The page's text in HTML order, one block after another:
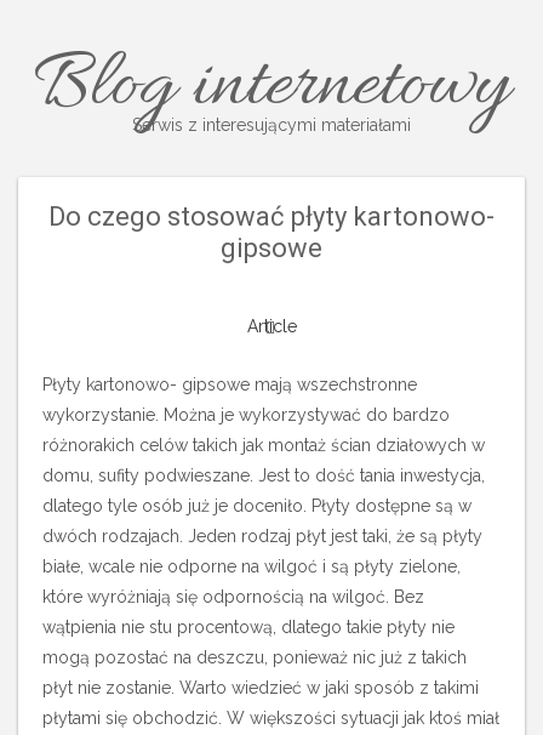
Blog internetowy
Serwis z interesującymi materiałami
Do czego stosować płyty kartonowo-
gipsowe
Article
Płyty kartonowo- gipsowe mają wszechstronne
wykorzystanie. Można je wykorzystywać do bardzo
różnorakich celów takich jak montaż ścian działowych w
domu, sufity podwieszane. Jest to dość tania inwestycja,
dlatego tyle osób już je doceniło. Płyty dostępne są w
dwóch rodzajach. Jeden rodzaj płyt jest taki, że są płyty
białe, wcale nie odporne na wilgoć i są płyty zielone,
które wyróżniają się odpornością na wilgoć. Bez
wątpienia nie stu procentową, dlatego takie płyty nie
mogą pozostać na deszczu, ponieważ nic już z takich
płyt nie zostanie. Warto wiedzieć w jaki sposób z takimi
płytami się obchodzić. W większości sytuacji jak ktoś miał